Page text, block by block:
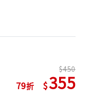
79
450
355